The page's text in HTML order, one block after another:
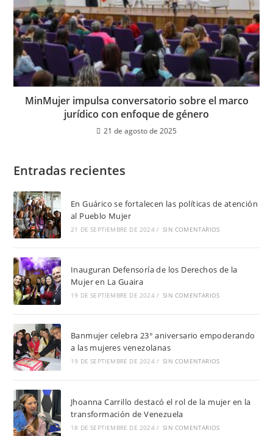
MinMujer impulsa conversatorio sobre el marco
jurídico con enfoque de género
21 de agosto de 2025
Entradas recientes
En Guárico se fortalecen las políticas de atención
al Pueblo Mujer
21 DE SEPTIEMBRE DE 2024 / SIN COMENTARIOS
Inauguran Defensoría de los Derechos de la
Mujer en La Guaira
19 DE SEPTIEMBRE DE 2024 / SIN COMENTARIOS
Banmujer celebra 23° aniversario empoderando
a las mujeres venezolanas
19 DE SEPTIEMBRE DE 2024 / SIN COMENTARIOS
Jhoanna Carrillo destacó el rol de la mujer en la
transformación de Venezuela
18 DE SEPTIEMBRE DE 2024 / SIN COMENTARIOS